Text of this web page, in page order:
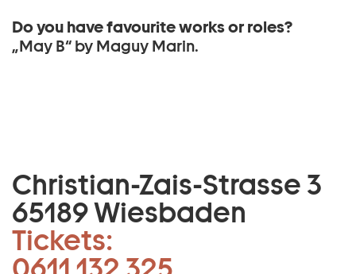
Do you have favourite works or roles?
„May B“ by Maguy Marin.
Christian-Zais-Strasse 3
65189 Wiesbaden
Tickets: